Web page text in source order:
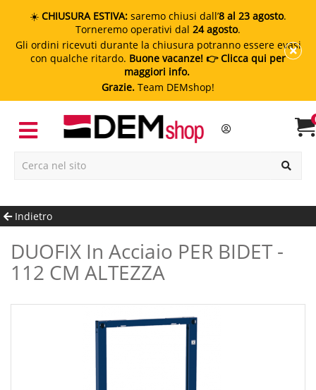
☀️ CHIUSURA ESTIVA: saremo chiusi dall’8 al 23 agosto.
Torneremo operativi dal 24 agosto.
Gli ordini ricevuti durante la chiusura potranno essere evasi
con qualche ritardo. Buone vacanze! 👉 Clicca qui per
maggiori info.
Grazie. Team DEMshop!
Indietro
DUOFIX In Acciaio PER BIDET -
112 CM ALTEZZA